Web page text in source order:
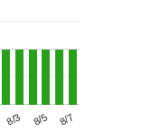
8/3 8/5 8/7